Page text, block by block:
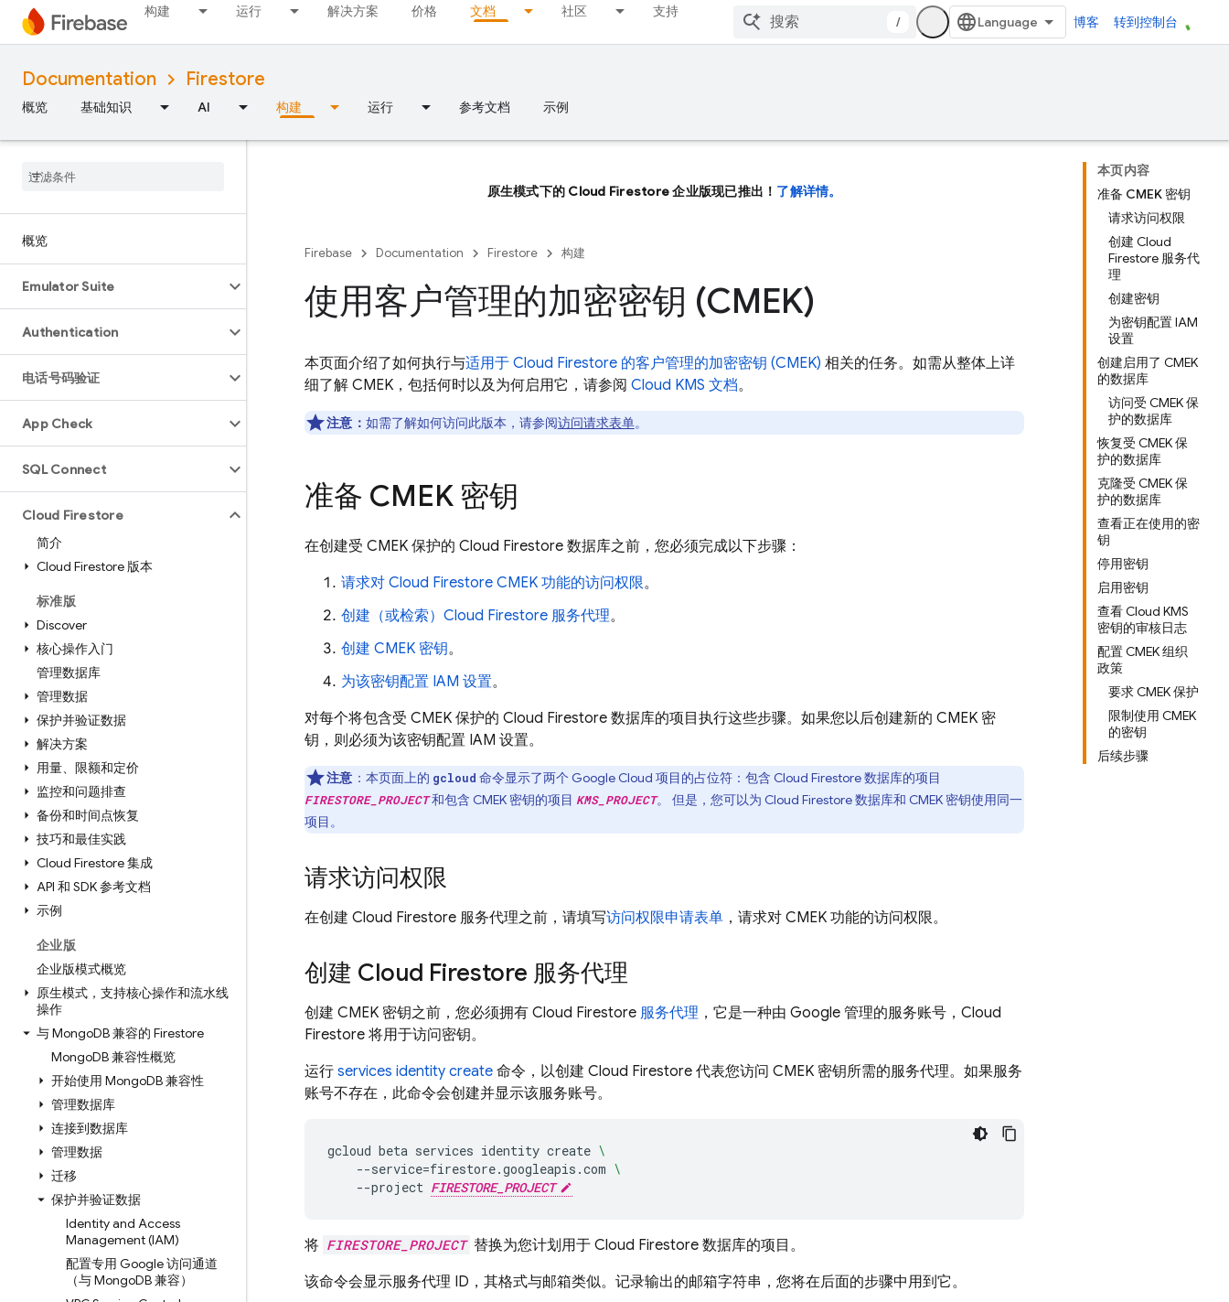
构建 运行 解决方案 价格 文档 社区 支持
/ 博客 转到控制台
Documentation Firestore
概览 基础知识 AI 构建 运行 参考文档 示例
概览
Emulator Suite
Authentication
电话号码验证
App Check
SQL Connect
Cloud Firestore
简介
Cloud Firestore 版本
标准版
Discover
核心操作入门
管理数据库
管理数据
保护并验证数据
解决方案
用量、限额和定价
监控和问题排查
备份和时间点恢复
技巧和最佳实践
Cloud Firestore 集成
API 和 SDK 参考文档
示例
企业版
企业版模式概览
原生模式，支持核心操作和流水线
操作
与 MongoDB 兼容的 Firestore
MongoDB 兼容性概览
开始使用 MongoDB 兼容性
管理数据库
连接到数据库
管理数据
迁移
保护并验证数据
Identity and Access
Management (IAM)
配置专用 Google 访问通道
（与 MongoDB 兼容）
本页内容
准备 CMEK 密钥
请求访问权限
创建 Cloud
Firestore 服务代
理
创建密钥
为密钥配置 IAM
设置
创建启用了 CMEK
的数据库
访问受 CMEK 保
护的数据库
恢复受 CMEK 保
护的数据库
克隆受 CMEK 保
护的数据库
查看正在使用的密
钥
停用密钥
启用密钥
查看 Cloud KMS
密钥的审核日志
配置 CMEK 组织
政策
要求 CMEK 保护
限制使用 CMEK
的密钥
后续步骤
原生模式下的 Cloud Firestore 企业版现已推出！ 了解详情。
Firebase Documentation Firestore 构建
使用客户管理的加密密钥 (CMEK)
本页面介绍了如何执行与适用于 Cloud Firestore 的客户管理的加密密钥 (CMEK) 相关的任务。如需从整体上详
细了解 CMEK，包括何时以及为何启用它，请参阅 Cloud KMS 文档。
注意： 如需了解如何访问此版本，请参阅访问请求表单。
准备 CMEK 密钥
在创建受 CMEK 保护的 Cloud Firestore 数据库之前，您必须完成以下步骤：
请求对 Cloud Firestore CMEK 功能的访问权限。
创建（或检索） Cloud Firestore 服务代理。
创建 CMEK 密钥。
为该密钥配置 IAM 设置。
对每个将包含受 CMEK 保护的 Cloud Firestore 数据库的项目执行这些步骤。如果您以后创建新的 CMEK 密
钥，则必须为该密钥配置 IAM 设置。
注意 ： 本页面上的 gcloud 命令显示了两个 Google Cloud 项目的占位符：包含 Cloud Firestore数据库的项目
FIRESTORE_PROJECT和包含 CMEK 密钥的项目 KMS_PROJECT。 但是，您可以为 Cloud Firestore数据库和 CMEK 密钥使用同一
项目。
请求访问权限
在创建 Cloud Firestore 服务代理之前，请填写访问权限申请表单 ，请求对 CMEK 功能的访问权限。
创建 Cloud Firestore 服务代理
创建 CMEK 密钥之前，您必须拥有 Cloud Firestore 服务代理 ，它是一种由 Google 管理的服务账号， Cloud
Firestore 将用于访问密钥。
运行 services identity create 命令，以创建 Cloud Firestore 代表您访问 CMEK 密钥所需的服务代理。如果服务
账号不存在，此命令会创建并显示该服务账号。
gcloud beta services identity create \
--service=firestore.googleapis.com \
--project FIRESTORE_PROJECT
将 FIRESTORE_PROJECT 替换为您计划用于 Cloud Firestore 数据库的项目。
该命令会显示服务代理 ID，其格式与邮箱类似。记录输出的邮箱字符串，您将在后面的步骤中用到它。